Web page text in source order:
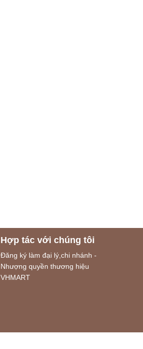
Hợp tác với chúng tôi
Đăng ký làm đại lý,chi nhánh -
Nhượng quyền thương hiệu
VHMART